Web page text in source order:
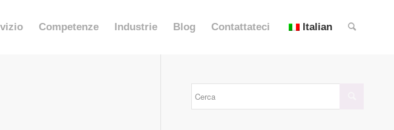
Competenze Industrie Blog Contattateci Italian